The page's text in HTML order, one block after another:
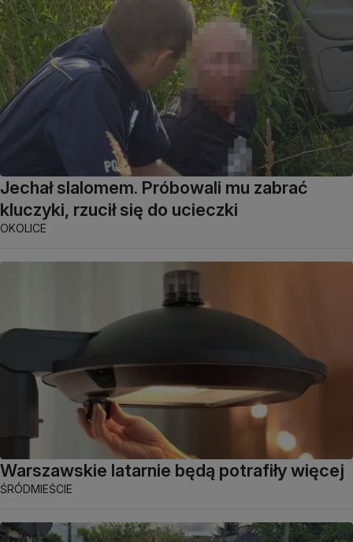
Jechał slalomem. Próbowali mu zabrać
kluczyki, rzucił się do ucieczki
OKOLICE
Warszawskie latarnie będą potrafiły więcej
ŚRÓDMIEŚCIE